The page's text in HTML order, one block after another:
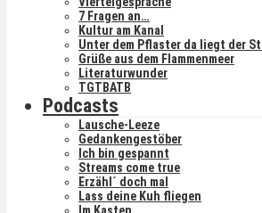
7 Fragen an…
Kultur am Kanal
Unter dem Pflaster da liegt der
Grüße aus dem Flammenmeer
Literaturwunder
TGTBATB
Podcasts
Lausche-Leeze
Gedankengestöber
Ich bin gespannt
Streams come true
Erzähl´ doch mal
Lass deine Kuh fliegen